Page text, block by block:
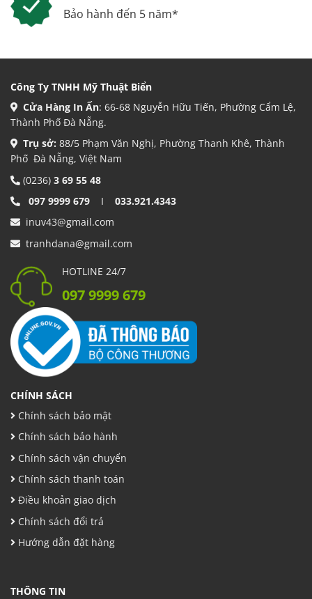
Bảo hành đến 5 năm*
Công Ty TNHH Mỹ Thuật Biển
Cửa Hàng In Ấn: 66-68 Nguyễn Hữu Tiến, Phường Cẩm Lệ,
Thành Phố Đà Nẵng.
Trụ sở: 88/5 Phạm Văn Nghị, Phường Thanh Khê, Thành
Phố Đà Nẵng, Việt Nam
(0236) 3 69 55 48
097 9999 679 I 033.921.4343
inuv43@gmail.com
tranhdana@gmail.com
HOTLINE 24/7
097 9999 679
CHÍNH SÁCH
Chính sách bảo mật
Chính sách bảo hành
Chính sách vận chuyển
Chính sách thanh toán
Điều khoản giao dịch
Chính sách đổi trả
Hướng dẫn đặt hàng
THÔNG TIN